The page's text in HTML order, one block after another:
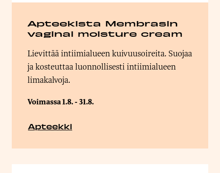
Apteekista Membrasin
vaginal moisture cream
Lievittää intiimialueen kuivuusoireita. Suojaa
ja kosteuttaa luonnollisesti intiimialueen
limakalvoja.
Voimassa 1.8. - 31.8.
Apteekki